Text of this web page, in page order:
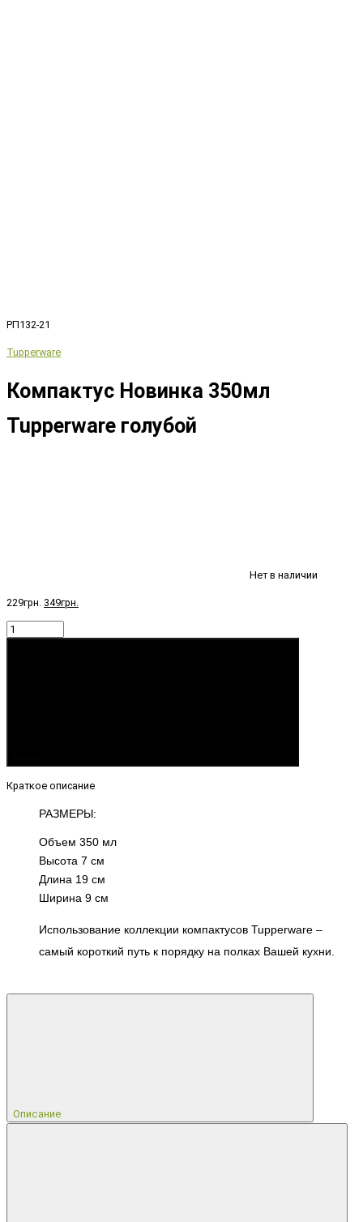
РП132-21
Tupperware
Компактус Новинка 350мл
Tupperware голубой
Нет в наличии
229грн. 349грн.
Краткое описание
РАЗМЕРЫ:
Объем 350 мл
Высота 7 см
Длина 19 cм
Ширина 9 см
Использование коллекции компактусов Tupperware –
самый короткий путь к порядку на полках Вашей кухни.
Описание